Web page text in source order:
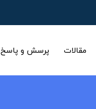
مقالات پرسش و پاسخ